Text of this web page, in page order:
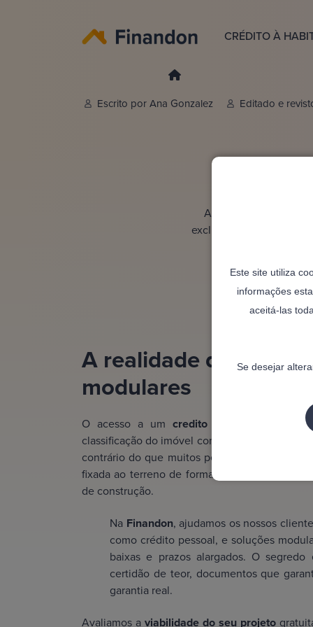
Este site utiliza
informações
aceitá-las
Se desejar
CRÉDITO À
Escrito porAna Gonzalez Editado e
A casa do futuro é
exclusivas para
A realidade do
modulares
O acesso a um credito casa pre fabricada
classificação do imóvel como bem imóvel e da
contrário do que muitos pensam, para o
fixada ao terreno de forma permanente (com
de construção.
Na Finandon, ajudamos os nossos
como crédito pessoal, e soluções
baixas e prazos alargados. O
certidão de teor, documentos que
garantia real.
Avaliamos a viabilidade do seu projeto